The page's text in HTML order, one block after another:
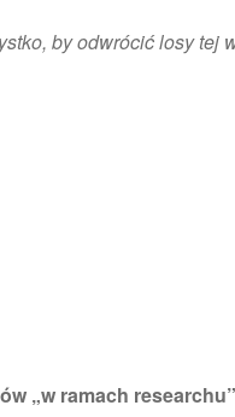
by odwrócić losy tej
„w ramach